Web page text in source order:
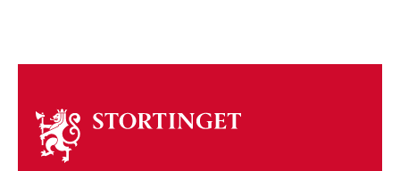
Om
stortinget